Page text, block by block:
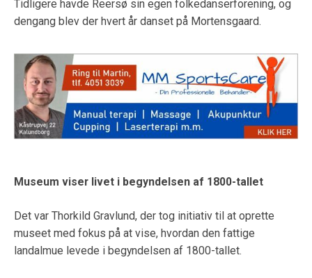
Tidligere havde Reersø sin egen folkedanserforening, og
dengang blev der hvert år danset på Mortensgaard.
Museum viser livet i begyndelsen af 1800-tallet
Det var Thorkild Gravlund, der tog initiativ til at oprette
museet med fokus på at vise, hvordan den fattige
landalmue levede i begyndelsen af 1800-tallet.